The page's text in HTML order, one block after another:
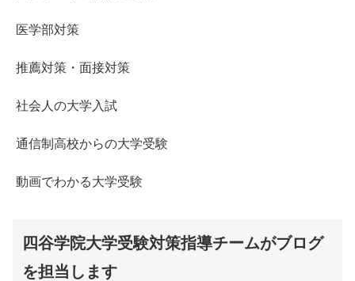
医学部対策
推薦対策・面接対策
社会人の大学入試
通信制高校からの大学受験
動画でわかる大学受験
四谷学院大学受験対策指導チームがブログ
を担当します